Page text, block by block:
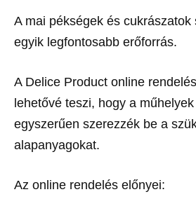
A mai pékségek és
egyik legfontosabb erőforrás.
A Delice Product online
lehetővé teszi, hogy a
egyszerűen szerezzék be a
alapanyagokat.
Az online rendelés előnyei: